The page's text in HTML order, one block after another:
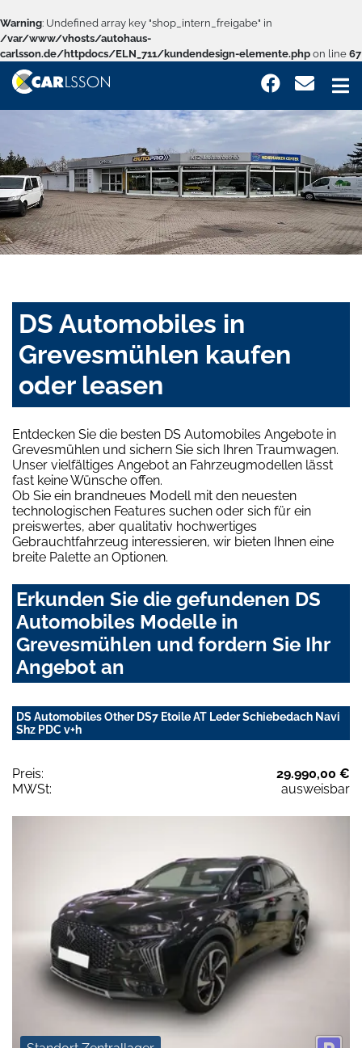
Warning: Undefined array key "shop_intern_freigabe" in
/var/www/vhosts/autohaus-
carlsson.de/httpdocs/ELN_711/kundendesign-elemente.php on line 67
DS Automobiles in
Grevesmühlen kaufen
oder leasen
Entdecken Sie die besten DS Automobiles Angebote in
Grevesmühlen und sichern Sie sich Ihren Traumwagen.
Unser vielfältiges Angebot an Fahrzeugmodellen lässt
fast keine Wünsche offen.
Ob Sie ein brandneues Modell mit den neuesten
technologischen Features suchen oder sich für ein
preiswertes, aber qualitativ hochwertiges
Gebrauchtfahrzeug interessieren, wir bieten Ihnen eine
breite Palette an Optionen.
Erkunden Sie die gefundenen DS
Automobiles Modelle in
Grevesmühlen und fordern Sie Ihr
Angebot an
DS Automobiles Other DS7 Etoile AT Leder Schiebedach Navi
Shz PDC v+h
Preis:
29.990,00 €
MWSt:
ausweisbar